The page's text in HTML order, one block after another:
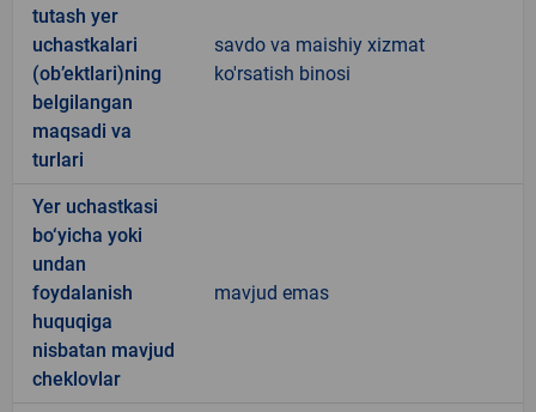
tutash yer
uchastkalari
(ob’ektlari)ning
belgilangan
maqsadi va
turlari
savdo va maishiy xizmat
ko'rsatish binosi
Yer uchastkasi
bo‘yicha yoki
undan
foydalanish
huquqiga
nisbatan mavjud
cheklovlar
mavjud emas